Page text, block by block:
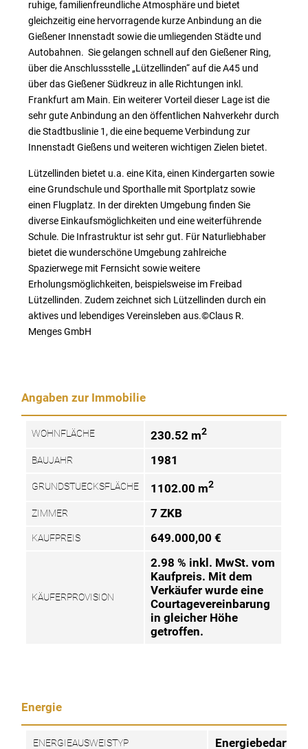
ruhige, familienfreundliche Atmosphäre und bietet
gleichzeitig eine hervorragende kurze Anbindung an die
Gießener Innenstadt sowie die umliegenden Städte und
Autobahnen. Sie gelangen schnell auf den Gießener Ring,
über die Anschlussstelle „Lützellinden“ auf die A45 und
über das Gießener Südkreuz in alle Richtungen inkl.
Frankfurt am Main. Ein weiterer Vorteil dieser Lage ist die
sehr gute Anbindung an den öffentlichen Nahverkehr durch
die Stadtbuslinie 1, die eine bequeme Verbindung zur
Innenstadt Gießens und weiteren wichtigen Zielen bietet.
Lützellinden bietet u.a. eine Kita, einen Kindergarten sowie
eine Grundschule und Sporthalle mit Sportplatz sowie
einen Flugplatz. In der direkten Umgebung finden Sie
diverse Einkaufsmöglichkeiten und eine weiterführende
Schule. Die Infrastruktur ist sehr gut. Für Naturliebhaber
bietet die wunderschöne Umgebung zahlreiche
Spazierwege mit Fernsicht sowie weitere
Erholungsmöglichkeiten, beispielsweise im Freibad
Lützellinden. Zudem zeichnet sich Lützellinden durch ein
aktives und lebendiges Vereinsleben aus.©Claus R.
Menges GmbH
Angaben zur Immobilie
WOHNFLÄCHE 230.52 m2
BAUJAHR 1981
GRUNDSTUECKSFLÄCHE 1102.00 m2
ZIMMER 7 ZKB
KAUFPREIS 649.000,00 €
KÄUFERPROVISION
2.98 % inkl. MwSt. vom
Kaufpreis. Mit dem
Verkäufer wurde eine
Courtagevereinbarung
in gleicher Höhe
getroffen.
Energie
ENERGIEAUSWEISTYP